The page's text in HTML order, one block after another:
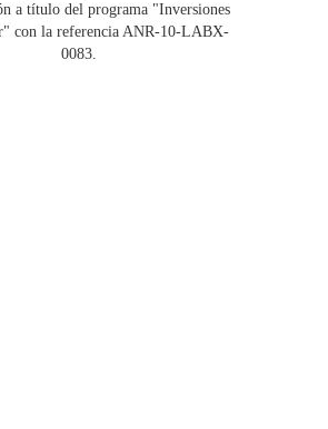
a título del programa "Inversiones
con la referencia ANR-10-LABX-
0083.